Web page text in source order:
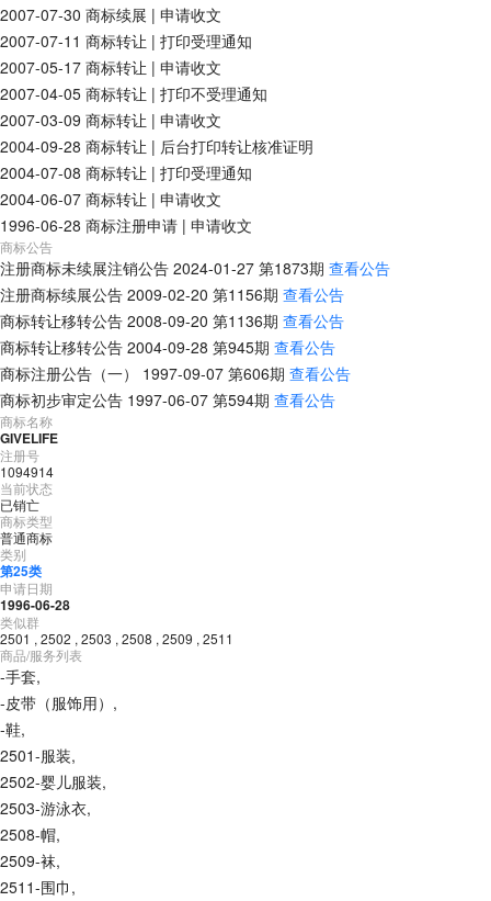
2007-07-30 商标续展 | 申请收文
2007-07-11 商标转让 | 打印受理通知
2007-05-17 商标转让 | 申请收文
2007-04-05 商标转让 | 打印不受理通知
2007-03-09 商标转让 | 申请收文
2004-09-28 商标转让 | 后台打印转让核准证明
2004-07-08 商标转让 | 打印受理通知
2004-06-07 商标转让 | 申请收文
1996-06-28 商标注册申请 | 申请收文
商标公告
注册商标未续展注销公告 2024-01-27 第1873期 查看公告
注册商标续展公告 2009-02-20 第1156期 查看公告
商标转让移转公告 2008-09-20 第1136期 查看公告
商标转让移转公告 2004-09-28 第945期 查看公告
商标注册公告（一）
1997-09-07 第606期 查看公告
商标初步审定公告 1997-06-07 第594期 查看公告
商标名称
GIVELIFE
注册号
1094914
当前状态
已销亡
商标类型
普通商标
类别
第25类
申请日期
1996-06-28
类似群
2501 , 2502 , 2503 , 2508 , 2509 , 2511
商品/服务列表
-手套,
-皮带（服饰用） ,
-鞋,
2501-服装,
2502-婴儿服装,
2503-游泳衣,
2508-帽,
2509-袜,
2511-围巾 ,